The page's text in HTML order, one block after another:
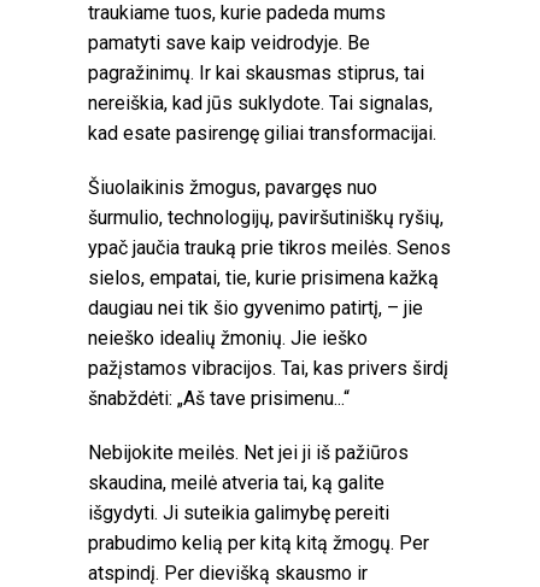
traukiame tuos, kurie padeda mums
pamatyti save kaip veidrodyje. Be
pagražinimų. Ir kai skausmas stiprus, tai
nereiškia, kad jūs suklydote. Tai signalas,
kad esate pasirengę giliai transformacijai.
Šiuolaikinis žmogus, pavargęs nuo
šurmulio, technologijų, paviršutiniškų ryšių,
ypač jaučia trauką prie tikros meilės. Senos
sielos, empatai, tie, kurie prisimena kažką
daugiau nei tik šio gyvenimo patirtį, – jie
neieško idealių žmonių. Jie ieško
pažįstamos vibracijos. Tai, kas privers širdį
šnabždėti: „Aš tave prisimenu...“
Nebijokite meilės. Net jei ji iš pažiūros
skaudina, meilė atveria tai, ką galite
išgydyti. Ji suteikia galimybę pereiti
prabudimo kelią per kitą kitą žmogų. Per
atspindį. Per dievišką skausmo ir